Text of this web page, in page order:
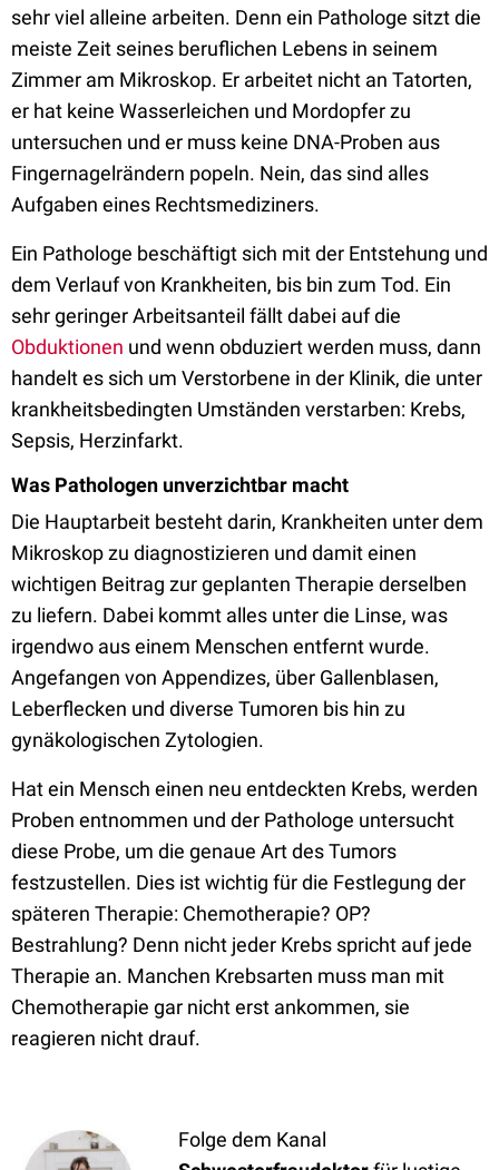
sehr viel alleine arbeiten. Denn ein Pathologe sitzt die
meiste Zeit seines beruflichen Lebens in seinem
Zimmer am Mikroskop. Er arbeitet nicht an Tatorten,
er hat keine Wasserleichen und Mordopfer zu
untersuchen und er muss keine DNA-Proben aus
Fingernagelrändern popeln. Nein, das sind alles
Aufgaben eines Rechtsmediziners.
Ein Pathologe beschäftigt sich mit der Entstehung und
dem Verlauf von Krankheiten, bis bin zum Tod. Ein
sehr geringer Arbeitsanteil fällt dabei auf die
Obduktionen und wenn obduziert werden muss, dann
handelt es sich um Verstorbene in der Klinik, die unter
krankheitsbedingten Umständen verstarben: Krebs,
Sepsis, Herzinfarkt.
Was Pathologen unverzichtbar macht
Die Hauptarbeit besteht darin, Krankheiten unter dem
Mikroskop zu diagnostizieren und damit einen
wichtigen Beitrag zur geplanten Therapie derselben
zu liefern. Dabei kommt alles unter die Linse, was
irgendwo aus einem Menschen entfernt wurde.
Angefangen von Appendizes, über Gallenblasen,
Leberflecken und diverse Tumoren bis hin zu
gynäkologischen Zytologien.
Hat ein Mensch einen neu entdeckten Krebs, werden
Proben entnommen und der Pathologe untersucht
diese Probe, um die genaue Art des Tumors
festzustellen. Dies ist wichtig für die Festlegung der
späteren Therapie: Chemotherapie? OP?
Bestrahlung? Denn nicht jeder Krebs spricht auf jede
Therapie an. Manchen Krebsarten muss man mit
Chemotherapie gar nicht erst ankommen, sie
reagieren nicht drauf.
Folge dem Kanal